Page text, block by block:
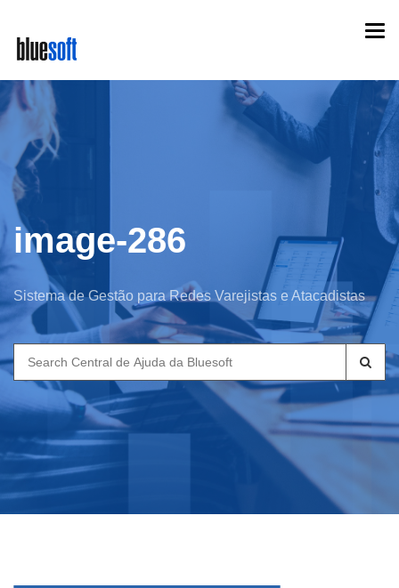
main
content
image-286
Sistema de Gestão para Redes Varejistas e Atacadistas
Search
for: